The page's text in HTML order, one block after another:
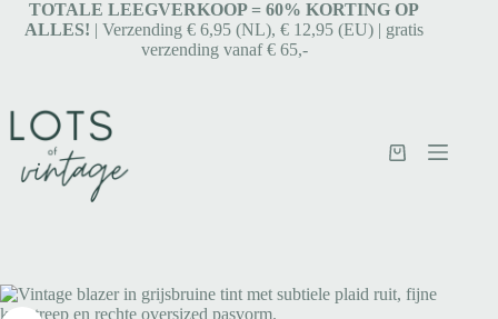
TOTALE LEEGVERKOOP = 60% KORTING OP
ALLES! | Verzending € 6,95 (NL), € 12,95 (EU) | gratis
verzending vanaf € 65,-